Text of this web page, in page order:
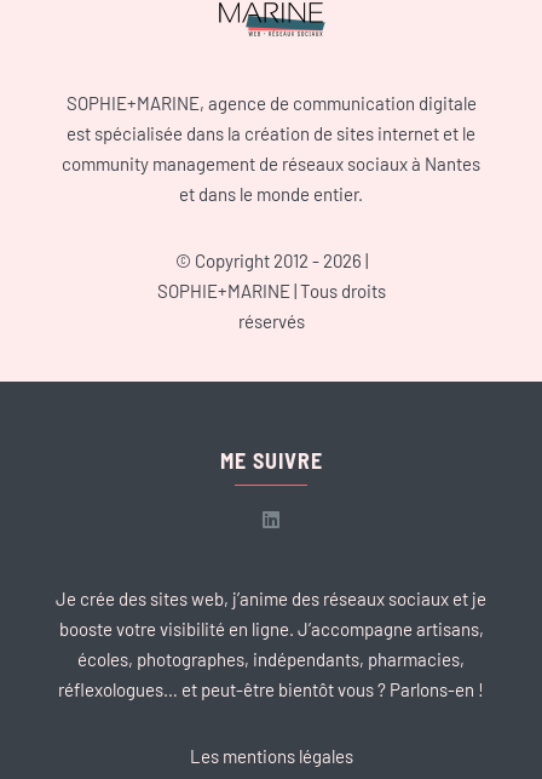
SOPHIE+MARINE, agence de communication digitale
est spécialisée dans la création de sites internet et le
community management de réseaux sociaux à Nantes
et dans le monde entier.
© Copyright 2012 - 2026 |
SOPHIE+MARINE| Tous droits
réservés
ME SUIVRE
Je crée des sites web, j’anime des réseaux sociaux et je
booste votre visibilité en ligne. J’accompagne artisans,
écoles, photographes, indépendants, pharmacies,
réflexologues… et peut-être bientôt vous ? Parlons-en !
Les mentions légales